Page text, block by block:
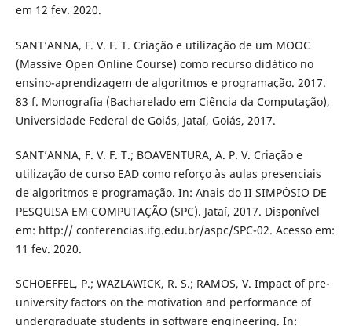
em 12 fev. 2020.
SANT’ANNA, F. V. F. T. Criação e utilização de um MOOC
(Massive Open Online Course) como recurso didático no
ensino-aprendizagem de algoritmos e programação. 2017.
83 f. Monografia (Bacharelado em Ciência da Computação),
Universidade Federal de Goiás, Jataí, Goiás, 2017.
SANT’ANNA, F. V. F. T.; BOAVENTURA, A. P. V. Criação e
utilização de curso EAD como reforço às aulas presenciais
de algoritmos e programação. In: Anais do II SIMPÓSIO DE
PESQUISA EM COMPUTAÇÃO (SPC). Jataí, 2017. Disponível
em: http:// conferencias.ifg.edu.br/aspc/SPC-02. Acesso em:
11 fev. 2020.
SCHOEFFEL, P.; WAZLAWICK, R. S.; RAMOS, V. Impact of pre-
university factors on the motivation and performance of
undergraduate students in software engineering. In: